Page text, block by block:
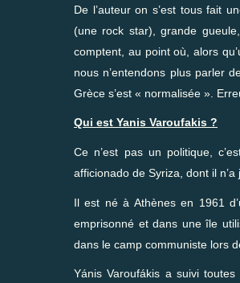
De l’auteur on s’est tous fait
(une rock star), grande
comptent, au point où, alors
nous n’entendons plus parler
Grèce s’est « normalisée ».
Qui est Yanis Varoufakis ?
Ce n’est pas un politique,
afficionado de Syriza, dont il n’a
Il est né à Athènes en 1961
emprisonné et dans une île
dans le camp communiste lors
Yánis Varoufákis a suivi